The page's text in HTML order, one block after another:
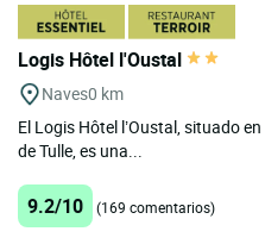
Logis Hôtel l'Oustal
Naves0 km
El Logis Hôtel l’Oustal, situado
de Tulle, es una...
9.2/10 (169 comentarios)